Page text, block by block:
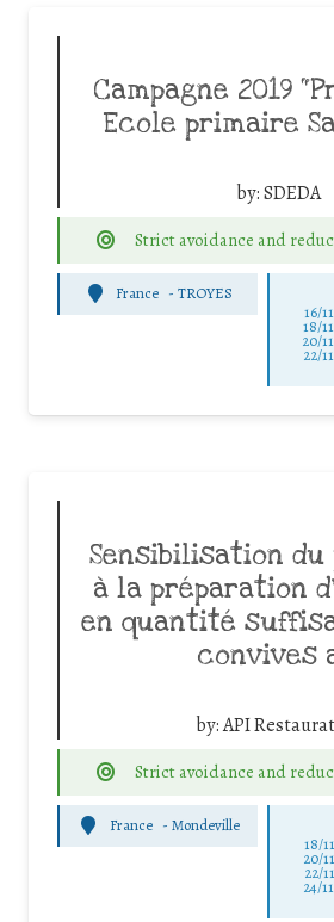
Campagne 2019
Ecole primaire
by:SDEDA
Strict avoidance and
France -TROYES
16/
18/
20/
22/
Sensibilisation du
à la préparation
en quantité
convives
by:API
Strict avoidance and
France - Mondeville
18/
20/
22/
24/